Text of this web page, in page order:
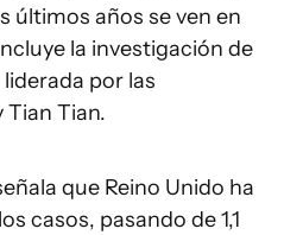
últimos años se ven en
la investigación de
por las
Tian Tian.
que Reino Unido ha
casos, pasando de 1,1